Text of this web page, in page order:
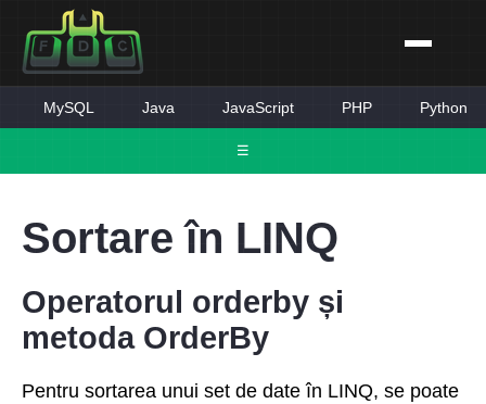
☰
MySQL Java JavaScript PHP Python
Sortare în LINQ
Operatorul orderby și
metoda OrderBy
Pentru sortarea unui set de date în LINQ, se poate